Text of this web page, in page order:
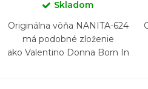
Skladom
Originálna vôňa NANITA-624
má podobné zloženie
ako Valentino Donna Born In